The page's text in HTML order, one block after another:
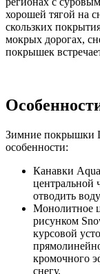
хорошей тягой на
скользких
мокрых дорогах,
покрышек
Зимние покрышки
особенности:
Канавки
центральной
отводить
Монолитное
рисунком
курсовой
кромочного
снегу.